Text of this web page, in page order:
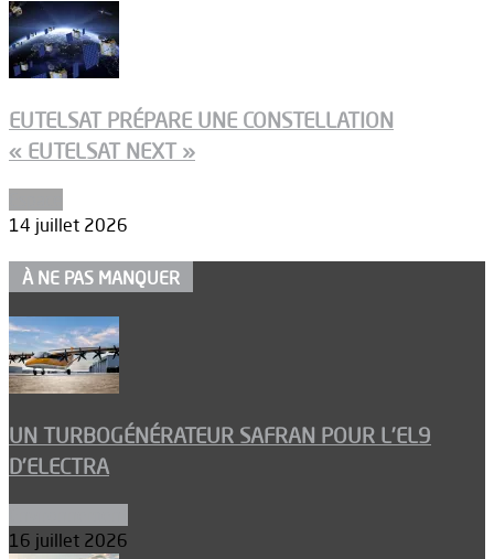
EUTELSAT PRÉPARE UNE CONSTELLATION
« EUTELSAT NEXT »
14 juillet 2026
À NE PAS MANQUER
UN TURBOGÉNÉRATEUR SAFRAN POUR L’EL9
D’ELECTRA
16 juillet 2026